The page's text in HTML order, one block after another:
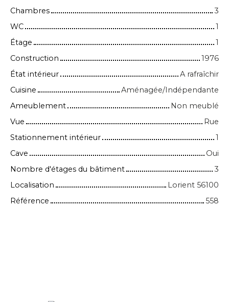
Chambres
3
WC
1
Étage
1
Construction
1976
État intérieur
A rafraîchir
Cuisine
Aménagée/Indépendante
Ameublement
Non meublé
Vue
Rue
Stationnement intérieur
1
Cave
Oui
Nombre d'étages du bâtiment
3
Localisation
Lorient 56100
Référence
558